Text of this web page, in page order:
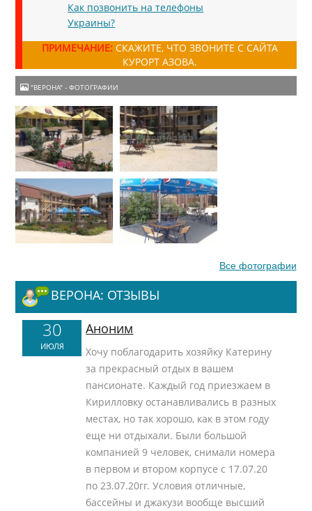
Как позвонить на телефоны
Украины?
ПРИМЕЧАНИЕ:СКАЖИТЕ, ЧТО ЗВОНИТЕ С САЙТА
КУРОРТ АЗОВА.
"ВЕРОНА" - ФОТОГРАФИИ
Все фотографии
ВЕРОНА: ОТЗЫВЫ
30
ИЮЛЯ
Аноним
Хочу поблагодарить хозяйку Катерину
за прекрасный отдых в вашем
пансионате. Каждый год приезжаем в
Кирилловку останавливались в разных
местах, но так хорошо, как в этом году
еще ни отдыхали. Были большой
компанией 9 человек, снимали номера
в первом и втором корпусе с 17.07.20
по 23.07.20гг. Условия отличные,
бассейны и джакузи вообще высший